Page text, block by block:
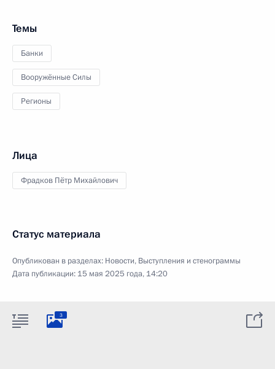
Темы
Банки
Вооружённые Силы
Регионы
Лица
Фрадков Пётр Михайлович
Статус материала
Опубликован в разделах: Новости, Выступления и стенограммы
Дата публикации: 15 мая 2025 года, 14:20
3